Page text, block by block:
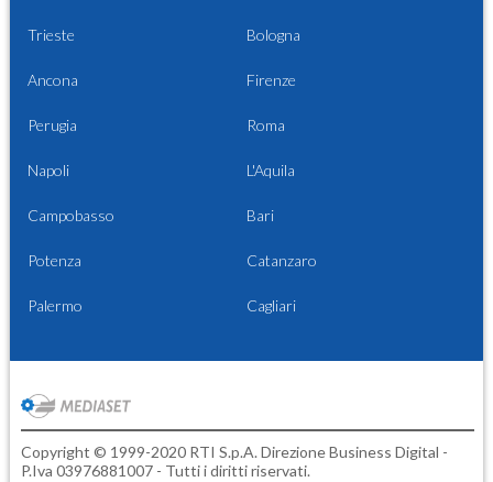
Trieste Bologna
Ancona Firenze
Perugia Roma
Napoli L'Aquila
Campobasso Bari
Potenza Catanzaro
Palermo Cagliari
Copyright © 1999-2020 RTI S.p.A. Direzione Business Digital -
P.Iva 03976881007 - Tutti i diritti riservati.